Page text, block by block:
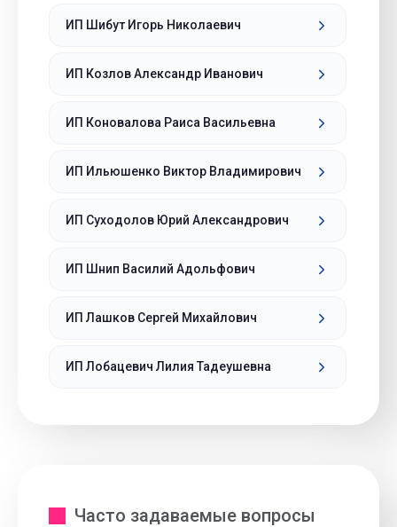
ИП Шибут Игорь Николаевич
ИП Козлов Александр Иванович
ИП Коновалова Раиса Васильевна
ИП Ильюшенко Виктор Владимирович
ИП Суходолов Юрий Александрович
ИП Шнип Василий Адольфович
ИП Лашков Сергей Михайлович
ИП Лобацевич Лилия Тадеушевна
Часто задаваемые вопросы